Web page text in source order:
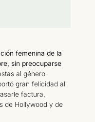
femenina de la
sin preocuparse
al género
gran felicidad al
factura,
de Hollywood y de